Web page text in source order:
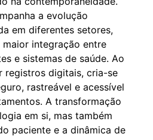
a evolução
em diferentes setores,
integração entre
e sistemas de saúde. Ao
registros digitais, cria-se
rastreável e acessível
A transformação
em si, mas também
paciente e a dinâmica de